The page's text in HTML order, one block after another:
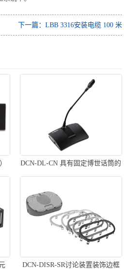
下一篇：LBB 3316安装电缆 100 米
DCN-DL-CN 具有固定博世话筒的
基本代表机
DCN-DISR-SR讨论装置装饰边框